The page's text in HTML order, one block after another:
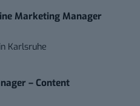
Marketing Manager
in Karlsruhe
– Content